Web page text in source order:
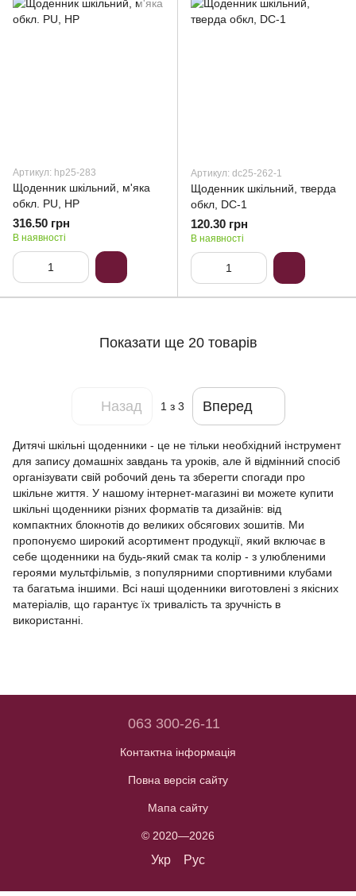
Артикул: hp25-283
Щоденник шкільний, м'яка
обкл. PU, HP
316.50 грн
В наявності
Артикул: dc25-262-1
Щоденник шкільний, тверда
обкл, DC-1
120.30 грн
В наявності
Показати ще 20 товарів
Назад 1 з 3 Вперед
Дитячі шкільні щоденники - це не тільки необхідний інструмент
для запису домашніх завдань та уроків, але й відмінний спосіб
організувати свій робочий день та зберегти спогади про
шкільне життя. У нашому інтернет-магазині ви можете купити
шкільні щоденники різних форматів та дизайнів: від
компактних блокнотів до великих обсягових зошитів. Ми
пропонуємо широкий асортимент продукції, який включає в
себе щоденники на будь-який смак та колір - з улюбленими
героями мультфільмів, з популярними спортивними клубами
та багатьма іншими. Всі наші щоденники виготовлені з якісних
матеріалів, що гарантує їх тривалість та зручність в
використанні.
063 300-26-11
Контактна інформація
Повна версія сайту
Мапа сайту
© 2020—2026
Укр Рус